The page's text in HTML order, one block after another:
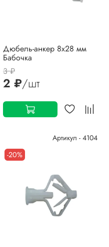
Дюбель-анкер 8х28 мм
Бабочка
3 ₽
2 ₽/шт
Артикул - 4104
-20%